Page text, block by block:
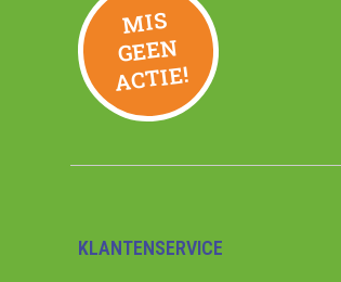
MIS
GEE
N
ACTIE!
KLANTENSERVICE